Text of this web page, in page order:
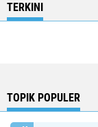
TERKINI
TOPIK POPULER